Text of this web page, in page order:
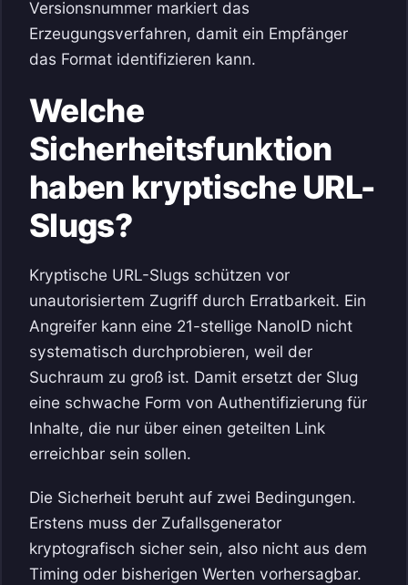
Versionsnummer markiert das
Erzeugungsverfahren, damit ein Empfänger
das Format identifizieren kann.
Welche
Sicherheitsfunktion
haben kryptische URL-
Slugs?
Kryptische URL-Slugs schützen vor
unautorisiertem Zugriff durch Erratbarkeit. Ein
Angreifer kann eine 21-stellige NanoID nicht
systematisch durchprobieren, weil der
Suchraum zu groß ist. Damit ersetzt der Slug
eine schwache Form von Authentifizierung für
Inhalte, die nur über einen geteilten Link
erreichbar sein sollen.
Die Sicherheit beruht auf zwei Bedingungen.
Erstens muss der Zufallsgenerator
kryptografisch sicher sein, also nicht aus dem
Timing oder bisherigen Werten vorhersagbar.